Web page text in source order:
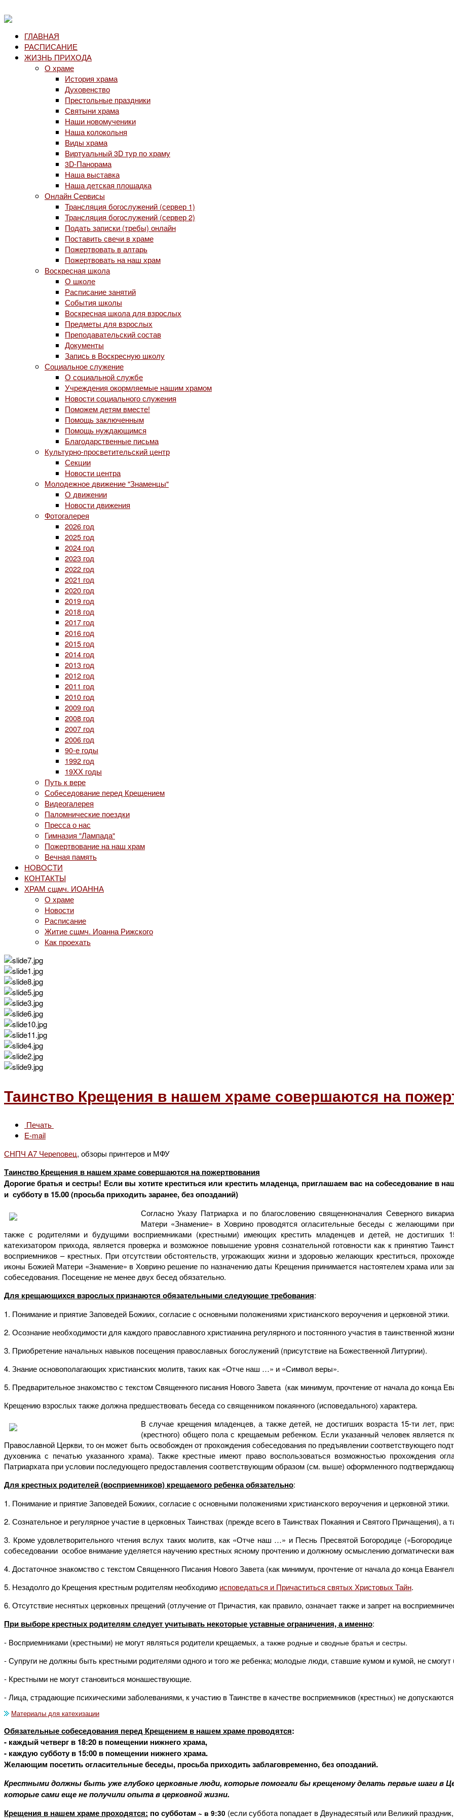
ГЛАВНАЯ
РАСПИСАНИЕ
ЖИЗНЬ ПРИХОДА
О храме
История храма
Духовенство
Престольные праздники
Святыни храма
Наши новомученики
Наша колокольня
Виды храма
Виртуальный 3D тур по храму
3D-Панорама
Наша выставка
Наша детская площадка
Онлайн Сервисы
Трансляция богослужений (сервер 1)
Трансляция богослужений (сервер 2)
Подать записки (требы) онлайн
Поставить свечи в храме
Пожертвовать в алтарь
Пожертвовать на наш храм
Воскресная школа
О школе
Расписание занятий
События школы
Воскресная школа для взрослых
Предметы для взрослых
Преподавательский состав
Документы
Запись в Воскресную школу
Социальное служение
О социальной службе
Учреждения окормляемые нашим храмом
Новости социального служения
Поможем детям вместе!
Помощь заключенным
Помощь нуждающимся
Благодарственные письма
Культурно-просветительский центр
Секции
Новости центра
Молодежное движение "Знаменцы"
О движении
Новости движения
Фотогалерея
2026 год
2025 год
2024 год
2023 год
2022 год
2021 год
2020 год
2019 год
2018 год
2017 год
2016 год
2015 год
2014 год
2013 год
2012 год
2011 год
2010 год
2009 год
2008 год
2007 год
2006 год
90-е годы
1992 год
19ХХ годы
Путь к вере
Собеседование перед Крещением
Видеогалерея
Паломнические поездки
Пресса о нас
Гимназия "Лампада"
Пожертвование на наш храм
Вечная память
НОВОСТИ
КОНТАКТЫ
ХРАМ сщмч. ИОАННА
О храме
Новости
Расписание
Житие сщмч. Иоанна Рижского
Как проехать
Таинство Крещения в нашем храме совершаются на
Печать
E-mail
СНПЧ А7 Череповец, обзоры принтеров и МФУ
Таинство Крещения в нашем храме совершаются на пожертвования
Дорогие братья и сестры! Если вы хотите креститься или крестить младенца, приглашаем вас на собеседование в
и субботу в 15.00 (просьба приходить заранее, без опозданий)
Согласно Указу Патриарха и по благословению священноначалия Северного
Матери «Знамение» в Ховрино проводятся огласительные беседы с желающими
также с родителями и будущими восприемниками (крестными) имеющих крестить младенцев и детей, не достигших
катехизатором прихода, является проверка и возможное повышение уровня сознательной готовности как к принятию
восприемников – крестных. При отсутствии обстоятельств, угрожающих жизни и здоровью желающих креститься,
иконы Божией Матери «Знамение» в Ховрино решение по назначению даты Крещения принимается настоятелем храма или
собеседования. Посещение не менее двух бесед обязательно.
Для крещающихся взрослых признаются обязательными следующие требования:
1. Понимание и приятие Заповедей Божиих, согласие с основными положениями христианского вероучения и церковной этики.
2. Осознание необходимости для каждого православного христианина регулярного и постоянного участия в таинственной
3. Приобретение начальных навыков посещения православных богослужений (присутствие на Божественной Литургии).
4. Знание основополагающих христианских молитв, таких как «Отче наш …» и «Символ веры».
5. Предварительное знакомство с текстом Священного писания Нового Завета (как минимум, прочтение от начала до конца
Крещению взрослых также должна предшествовать беседа со священником покаянного (исповедального) характера.
В случае крещения младенцев, а также детей, не достигших возраста 15-ти лет,
(крестного) общего пола с крещаемым ребенком. Если указанный человек является
Православной Церкви, то он может быть освобожден от прохождения собеседования по предъявлении соответствующего
духовника с печатью указанного храма). Также крестные имеют право воспользоваться возможностью прохождения
Патриархата при условии последующего предоставления соответствующим образом (см. выше) оформленного
Для крестных родителей (восприемников) крещаемого ребенка обязательно:
1. Понимание и приятие Заповедей Божиих, согласие с основными положениями христианского вероучения и церковной этики.
2. Сознательное и регулярное участие в церковных Таинствах (прежде всего в Таинствах Покаяния и Святого Причащения), а
3. Кроме удовлетворительного чтения вслух таких молитв, как «Отче наш …» и Песнь Пресвятой Богородице
собеседовании особое внимание уделяется научению крестных ясному прочтению и должному осмыслению догматически
4. Достаточное знакомство с текстом Священного Писания Нового Завета (как минимум, прочтение от начала до конца
5. Незадолго до Крещения крестным родителям необходимо исповедаться и Причаститься святых Христовых Тайн.
6. Отсутствие неснятых церковных прещений (отлучение от Причастия, как правило, означает также и запрет на
При выборе крестных родителям следует учитывать некоторые уставные ограничения, а именно:
- Восприемниками (крестными) не могут являться родители крещаемых, а также родные и сводные братья и сестры.
- Супруги не должны быть крестными родителями одного и того же ребенка; молодые люди, ставшие кумом и кумой, не
- Крестными не могут становиться монашествующие.
- Лица, страдающие психическими заболеваниями, к участию в Таинстве в качестве восприемников (крестных) не
Материалы для катехизации
Обязательные собеседования перед Крещением в нашем храме проводятся:
- каждый четверг в 18:20 в помещении нижнего храма,
- каждую субботу в 15:00 в помещении нижнего храма.
Желающим посетить огласительные беседы, просьба приходить заблаговременно, без опозданий.
Крестными должны быть уже глубоко церковные люди, которые помогали бы крещеному делать первые шаги в
которые сами еще не получили опыта в церковной жизни.
Крещения в нашем храме проходятся: по субботам ~ в 9:30 (если суббота попадает в Двунадесятый или Великий